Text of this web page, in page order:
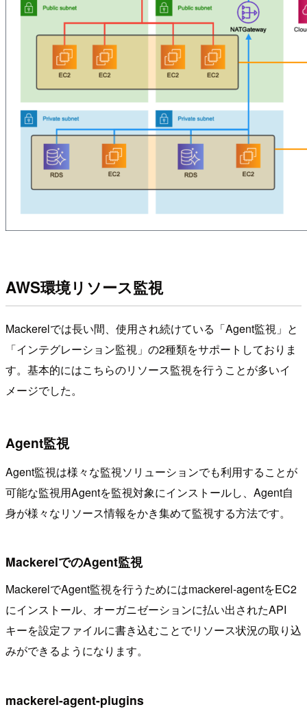
AWS環境リソース監視
Mackerelでは長い間、使用され続けている「Agent監視」と
「インテグレーション監視」の2種類をサポートしておりま
す。基本的にはこちらのリソース監視を行うことが多いイ
メージでした。
Agent監視
Agent監視は様々な監視ソリューションでも利用することが
可能な監視用Agentを監視対象にインストールし、Agent自
身が様々なリソース情報をかき集めて監視する方法です。
MackerelでのAgent監視
MackerelでAgent監視を行うためにはmackerel-agentをEC2
にインストール、オーガニゼーションに払い出されたAPI
キーを設定ファイルに書き込むことでリソース状況の取り込
みができるようになります。
mackerel-agent-plugins